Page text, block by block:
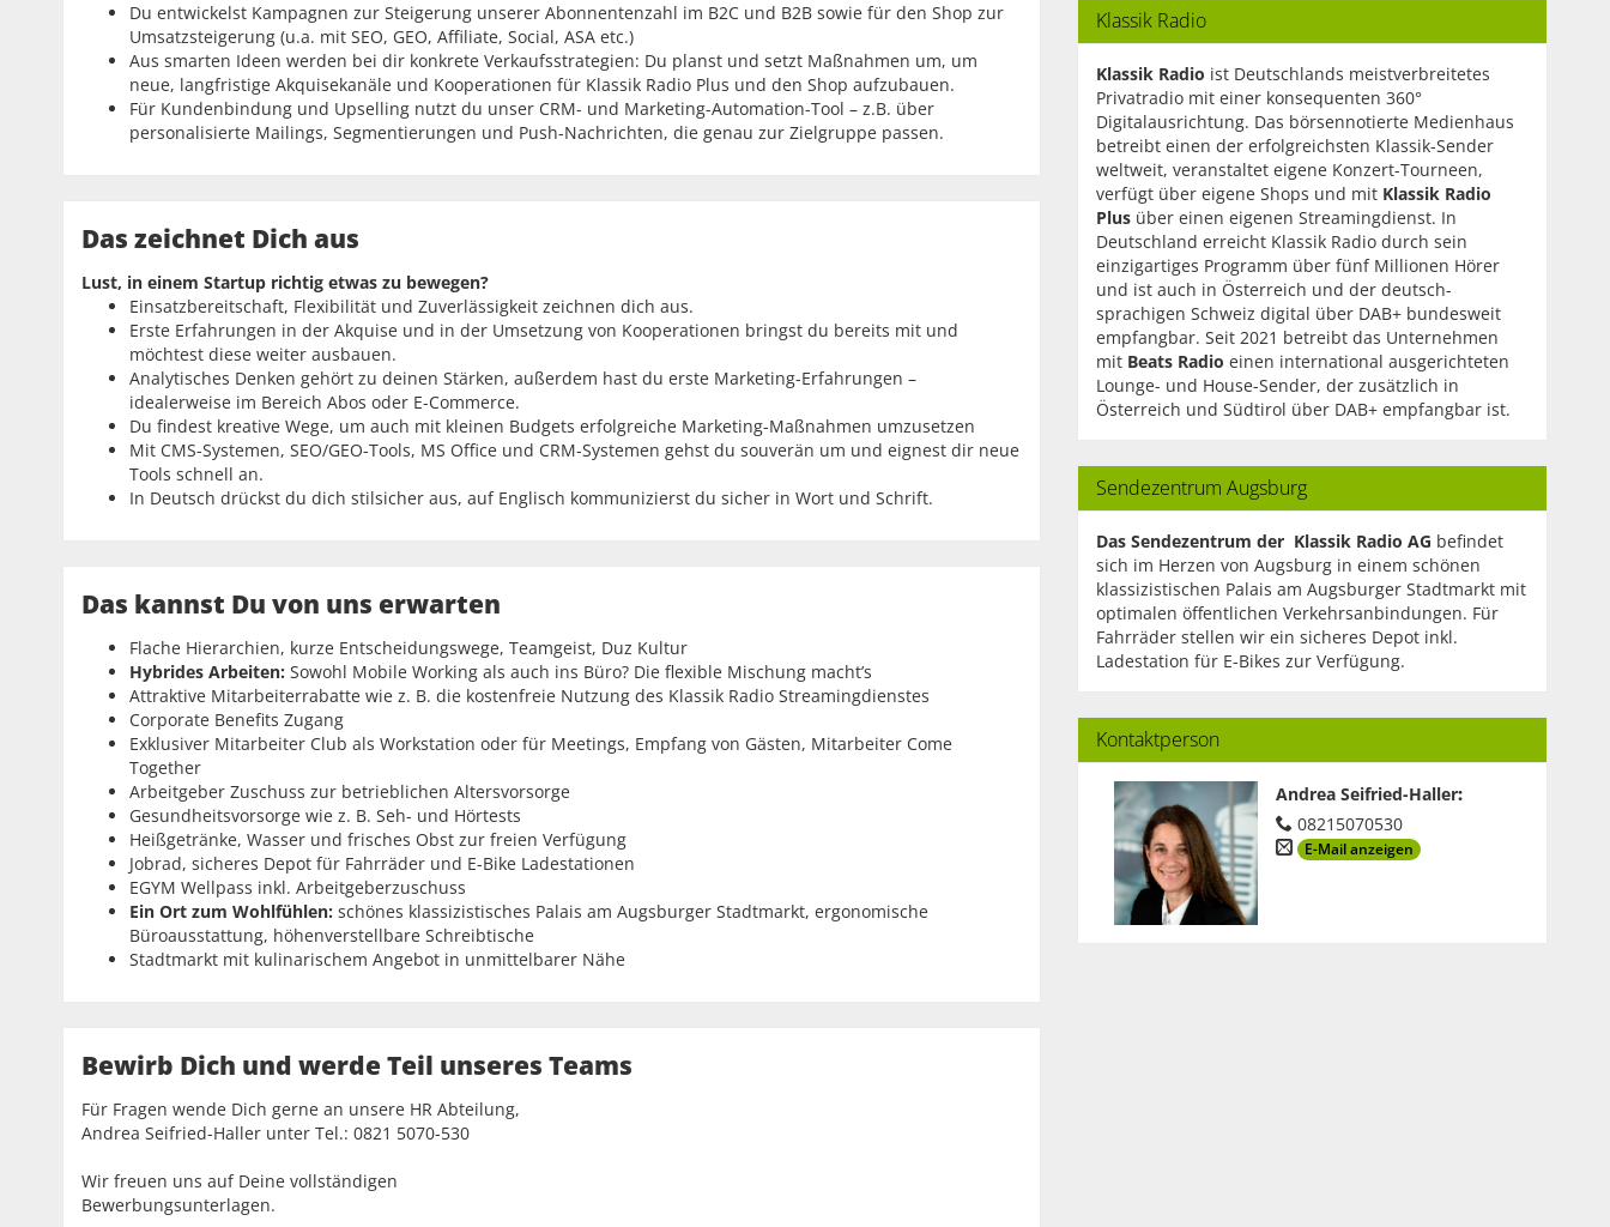
Du entwickelst Kampagnen zur Steigerung unserer Abonnentenzahl im B2C und B2B sowie für den Shop zur
Umsatzsteigerung (u.a. mit SEO, GEO, Affiliate, Social, ASA etc.)
Aus smarten Ideen werden bei dir konkrete Verkaufsstrategien: Du planst und setzt Maßnahmen um, um
neue, langfristige Akquisekanäle und Kooperationen für Klassik Radio Plus und den Shop aufzubauen.
Für Kundenbindung und Upselling nutzt du unser CRM- und Marketing-Automation-Tool – z.B. über
personalisierte Mailings, Segmentierungen und Push-Nachrichten, die genau zur Zielgruppe passen.
Das zeichnet Dich aus
Lust, in einem Startup richtig etwas zu bewegen?
Einsatzbereitschaft, Flexibilität und Zuverlässigkeit zeichnen dich aus.
Erste Erfahrungen in der Akquise und in der Umsetzung von Kooperationen bringst du bereits mit und
möchtest diese weiter ausbauen.
Analytisches Denken gehört zu deinen Stärken, außerdem hast du erste Marketing-Erfahrungen –
idealerweise im Bereich Abos oder E-Commerce.
Du findest kreative Wege, um auch mit kleinen Budgets erfolgreiche Marketing-Maßnahmen umzusetzen
Mit CMS-Systemen, SEO/GEO-Tools, MS Office und CRM-Systemen gehst du souverän um und eignest dir neue
Tools schnell an.
In Deutsch drückst du dich stilsicher aus, auf Englisch kommunizierst du sicher in Wort und Schrift.
Das kannst Du von uns erwarten
Flache Hierarchien, kurze Entscheidungswege, Teamgeist, Duz Kultur
Hybrides Arbeiten: Sowohl Mobile Working als auch ins Büro? Die flexible Mischung macht’s
Attraktive Mitarbeiterrabatte wie z. B. die kostenfreie Nutzung des Klassik Radio Streamingdienstes
Corporate Benefits Zugang
Exklusiver Mitarbeiter Club als Workstation oder für Meetings, Empfang von Gästen, Mitarbeiter Come
Together
Arbeitgeber Zuschuss zur betrieblichen Altersvorsorge
Gesundheitsvorsorge wie z. B. Seh- und Hörtests
Heißgetränke, Wasser und frisches Obst zur freien Verfügung
Jobrad, sicheres Depot für Fahrräder und E-Bike Ladestationen
EGYM Wellpass inkl. Arbeitgeberzuschuss
Ein Ort zum Wohlfühlen: schönes klassizistisches Palais am Augsburger Stadtmarkt, ergonomische
Büroausstattung, höhenverstellbare Schreibtische
Stadtmarkt mit kulinarischem Angebot in unmittelbarer Nähe
Bewirb Dich und werde Teil unseres Teams
Für Fragen wende Dich gerne an unsere HR Abteilung,
Andrea Seifried-Haller unter Tel.: 0821 5070-530
Wir freuen uns auf Deine vollständigen
Bewerbungsunterlagen.
Klassik Radio
Klassik Radio ist Deutschlands meistverbreitetes
Privatradio mit einer konsequenten 360°
Digitalausrichtung. Das börsennotierte Medienhaus
betreibt einen der erfolgreichsten Klassik-Sender
weltweit, veranstaltet eigene Konzert-Tourneen,
verfügt über eigene Shops und mit Klassik Radio
Plusüber einen eigenen Streamingdienst. In
Deutschland erreicht Klassik Radio durch sein
einzigartiges Programm über fünf Millionen Hörer
und ist auch in Österreich und der deutsch-
sprachigen Schweiz digital über DAB+ bundesweit
empfangbar. Seit 2021 betreibt das Unternehmen
mit Beats Radio einen international ausgerichteten
Lounge- und House-Sender, der zusätzlich in
Österreich und Südtirol über DAB+ empfangbar ist.
Sendezentrum Augsburg
Das Sendezentrum der Klassik Radio AG befindet
sich im Herzen von Augsburg in einem schönen
klassizistischen Palais am Augsburger Stadtmarkt mit
optimalen öffentlichen Verkehrsanbindungen. Für
Fahrräder stellen wir ein sicheres Depot inkl.
Ladestation für E-Bikes zur Verfügung.
Kontaktperson
Andrea Seifried-Haller:
08215070530
E-Mail anzeigen